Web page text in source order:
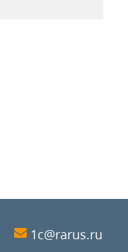
1c@rarus.ru